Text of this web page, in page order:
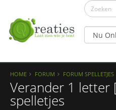
HOME FORUM FORUM SPELLETJES
Verander 1 letter
spelletjes